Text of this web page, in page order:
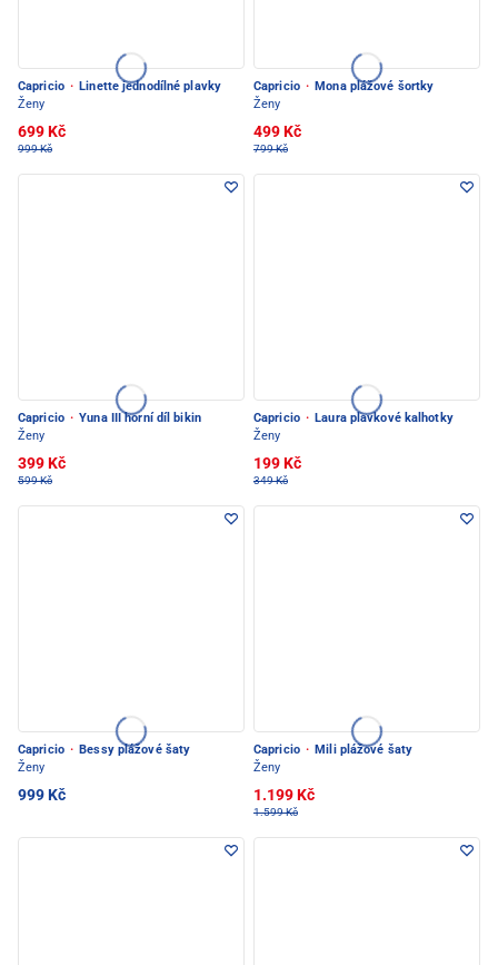
Capricio · Linette jednodílné plavky
Ženy
699 Kč
999 Kč
Capricio · Mona plážové šortky
Ženy
499 Kč
799 Kč
Capricio · Yuna III horní díl bikin
Ženy
399 Kč
599 Kč
Capricio · Laura plavkové kalhotky
Ženy
199 Kč
349 Kč
Capricio · Bessy plážové šaty
Ženy
999 Kč
Capricio · Mili plážové šaty
Ženy
1.199 Kč
1.599 Kč